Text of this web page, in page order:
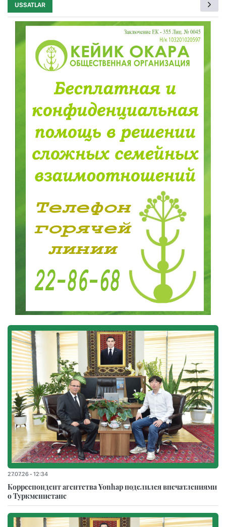
USSATLAR
27.07.26 - 12:34
Корреспондент агентства Yonhap поделился впечатлениями
о Туркменистане